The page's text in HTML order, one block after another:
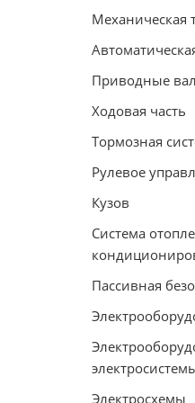
Механическая
Приводные
Ходовая часть
Тормозная
Рулевое
Кузов
Система
Пассивная
Электросхемы